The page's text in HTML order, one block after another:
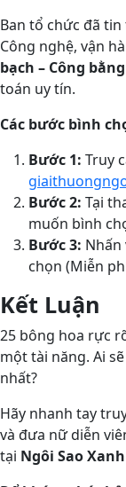
Ban tổ chức đã
Công nghệ, vận
bạch – Công bằng
toán uy tín.
Các bước bình
Bước 1: Truy
Bước 2: Tại
muốn bình
Bước 3: Nhấn
chọn (Miễn
Kết Luận
25 bông hoa rực
một tài năng. Ai
nhất?
Hãy nhanh tay
và đưa nữ diễn
tại Ngôi Sao